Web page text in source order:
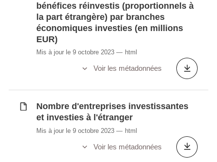
bénéfices réinvestis (proportionnels à
la part étrangère) par branches
économiques investies (en millions
EUR)
Mis à jour le 9 octobre 2023 html
Voir les métadonnées
Nombre d'entreprises investissantes
et investies à l'étranger
Mis à jour le 9 octobre 2023 html
Voir les métadonnées